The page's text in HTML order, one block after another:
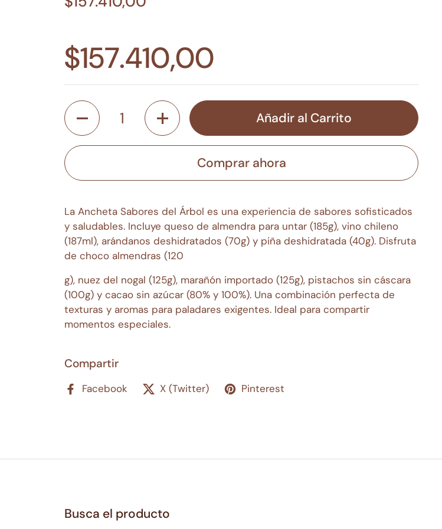
$157.410,00
Cantidad
Añadir al Carrito
Comprar ahora
La Ancheta Sabores del Árbol es una experiencia de sabores sofisticados
y saludables. Incluye queso de almendra para untar (185g), vino chileno
(187ml), arándanos deshidratados (70g) y piña deshidratada (40g). Disfruta
de choco almendras (120
g), nuez del nogal (125g), marañón importado (125g), pistachos sin cáscara
(100g) y cacao sin azúcar (80% y 100%). Una combinación perfecta de
texturas y aromas para paladares exigentes. Ideal para compartir
momentos especiales.
Compartir
Facebook X (Twitter) Pinterest
Busca el producto